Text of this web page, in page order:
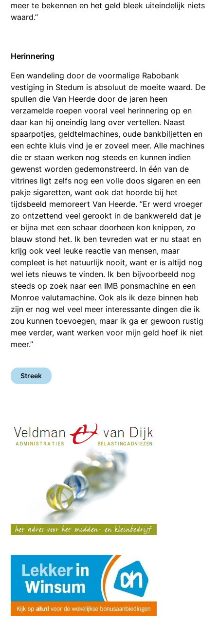
meer te bekennen en het geld bleek uiteindelijk niets
waard.’’
Herinnering
Een wandeling door de voormalige Rabobank
vestiging in Stedum is absoluut de moeite waard. De
spullen die Van Heerde door de jaren heen
verzamelde roepen vooral veel herinnering op en
daar kan hij oneindig lang over vertellen. Naast
spaarpotjes, geldtelmachines, oude bankbiljetten en
een echte kluis vind je er zoveel meer. Alle machines
die er staan werken nog steeds en kunnen indien
gewenst worden gedemonstreerd. In één van de
vitrines ligt zelfs nog een volle doos sigaren en een
pakje sigaretten, want ook dat hoorde bij het
tijdsbeeld memoreert Van Heerde. ’’Er werd vroeger
zo ontzettend veel gerookt in de bankwereld dat je
er bijna met een schaar doorheen kon knippen, zo
blauw stond het. Ik ben tevreden wat er nu staat en
krijg ook veel leuke reactie van mensen, maar
compleet is het natuurlijk nooit, want er is altijd nog
wel iets nieuws te vinden. Ik ben bijvoorbeeld nog
steeds op zoek naar een IMB ponsmachine en een
Monroe valutamachine. Ook als ik deze binnen heb
zijn er nog wel veel meer interessante dingen die ik
zou kunnen toevoegen, maar ik ga er gewoon rustig
mee verder, want werken voor mijn geld hoef ik niet
meer.’’
Streek